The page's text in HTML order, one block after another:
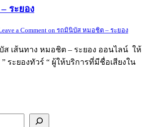
ระยอง
a Comment on รถมินิบัส หมอชิต – ระยอง
ส เส้นทาง หมอชิต – ระยอง ออนไลน์ ให้
ระยองทัวร์ “ ผู้ให้บริการที่มีชื่อเสียงใน